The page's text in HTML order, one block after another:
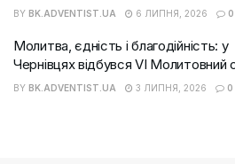
BY BK.ADVENTIST.UA 6 ЛИПНЯ, 2026 0
Молитва, єдність і благодійність: у
Чернівцях відбувся VI Молитовний
BY BK.ADVENTIST.UA 3 ЛИПНЯ, 2026 0